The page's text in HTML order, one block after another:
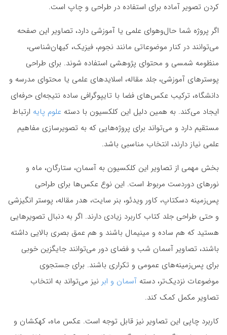
کردن تصویر آماده برای استفاده در طراحی و چاپ است.
اگر پروژه شما حال‌وهوای علمی یا آموزشی دارد، تصاویر این صفحه
می‌توانند در کنار موضوعاتی مانند نجوم، فیزیک، کیهان‌شناسی،
منظومه شمسی و محتوای پژوهشی استفاده شوند. برای طراحی
پوسترهای آموزشی، جلد مقاله، اسلایدهای علمی یا محتوای مدرسه و
دانشگاه، ترکیب عکس‌های فضا با تایپوگرافی ساده نتیجه‌ای حرفه‌ای
ایجاد می‌کند. به همین دلیل این کلکسیون با دسته علوم پایه ارتباط
مستقیم دارد و می‌تواند برای پروژه‌هایی که به تصویرسازی مفاهیم
علمی نیاز دارند، انتخاب مناسبی باشد.
بخش مهمی از تصاویر این کلکسیون به آسمان، ستارگان، ماه و
نورهای دوردست مربوط است. این نوع عکس‌ها برای طراحی
پس‌زمینه دسکتاپ، کاور ویدئو، بنر سایت، هدر مقاله، پوستر انگیزشی
و حتی طراحی جلد کتاب کاربرد زیادی دارند. اگر به دنبال تصویرهایی
هستید که هم ساده و مینیمال باشند و هم عمق بصری بالایی داشته
باشند، تصاویر آسمان شب و فضای دور می‌توانند جایگزین خوبی
برای پس‌زمینه‌های عمومی و تکراری باشند. برای جستجوی
موضوعات نزدیک‌تر، دسته آسمان و ابر نیز می‌تواند به انتخاب
تصاویر مکمل کمک کند.
کاربرد چاپی این تصاویر نیز قابل توجه است. عکس ماه، کهکشان و